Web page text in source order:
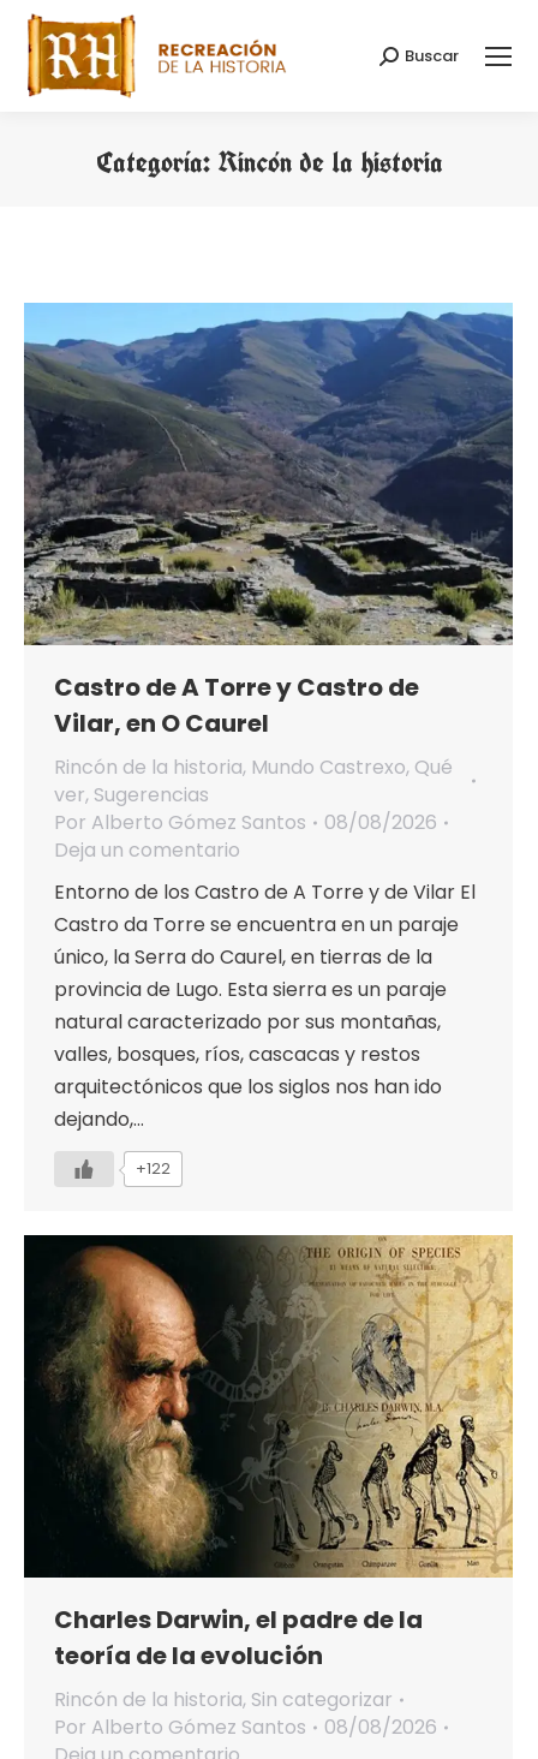
Buscar:
Buscar
Categoría: Rincón de la historia
Castro de A Torre y Castro de
Vilar, en O Caurel
Rincón de la historia, Mundo Castrexo, Qué
ver, Sugerencias
Por Alberto Gómez Santos
08/08/2026
Deja un comentario
Entorno de los Castro de A Torre y de Vilar El
Castro da Torre se encuentra en un paraje
único, la Serra do Caurel, en tierras de la
provincia de Lugo. Esta sierra es un paraje
natural caracterizado por sus montañas,
valles, bosques, ríos, cascacas y restos
arquitectónicos que los siglos nos han ido
dejando,…
+122
Charles Darwin, el padre de la
teoría de la evolución
Rincón de la historia, Sin categorizar
Por Alberto Gómez Santos
08/08/2026